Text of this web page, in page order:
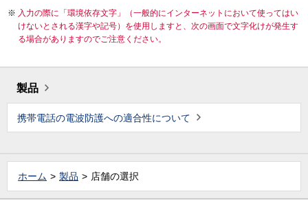
入力の際に「環境依存文字」（一般的にインターネットにおいて使ってはい
けないとされる漢字や記号）を使用しますと、次の画面で文字化けが発生す
る場合がありますのでご注意ください。
製品
携帯電話の電波防護への適合性について
ホーム 製品 店舗の選択